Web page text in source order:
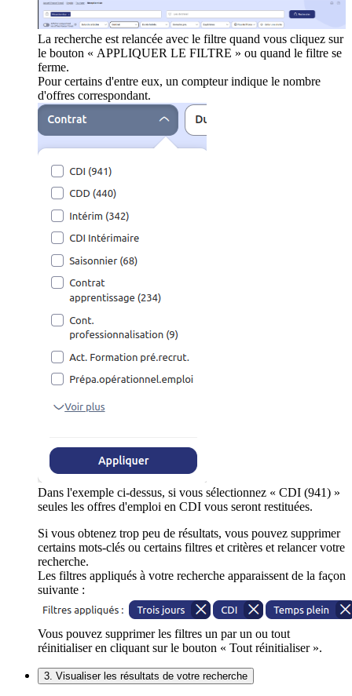
La recherche est relancée avec le filtre quand vous cliquez sur
le bouton « APPLIQUER LE FILTRE » ou quand le filtre se
ferme.
Pour certains d'entre eux, un compteur indique le nombre
d'offres correspondant.
Dans l'exemple ci-dessus, si vous sélectionnez « CDI (941) »
seules les offres d'emploi en CDI vous seront restituées.
Si vous obtenez trop peu de résultats, vous pouvez supprimer
certains mots-clés ou certains filtres et critères et relancer votre
recherche.
Les filtres appliqués à votre recherche apparaissent de la façon
suivante :
Vous pouvez supprimer les filtres un par un ou tout
réinitialiser en cliquant sur le bouton « Tout réinitialiser ».
3. Visualiser les résultats de votre recherche